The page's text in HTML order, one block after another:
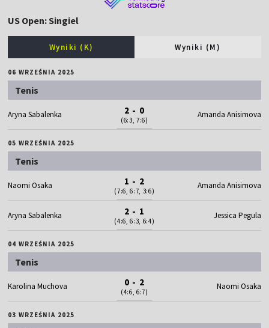
US Open: Singiel
Wyniki (K) Wyniki (M)
06 WRZEŚNIA 2025
Tenis
Aryna Sabalenka 2 - 0
(6:3, 7:6)
Amanda Anisimova
05 WRZEŚNIA 2025
Tenis
Naomi Osaka 1 - 2
(7:6, 6:7, 3:6)
Amanda Anisimova
Aryna Sabalenka 2 - 1
(4:6, 6:3, 6:4)
Jessica Pegula
04 WRZEŚNIA 2025
Tenis
Karolina Muchova 0 - 2
(4:6, 6:7)
Naomi Osaka
03 WRZEŚNIA 2025